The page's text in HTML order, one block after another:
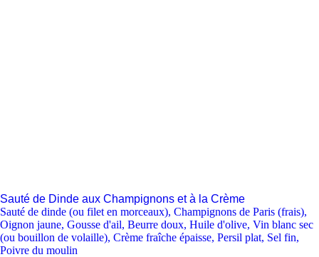
Sauté de Dinde aux Champignons et à la Crème
Sauté de dinde (ou filet en morceaux), Champignons de Paris (frais),
Oignon jaune, Gousse d'ail, Beurre doux, Huile d'olive, Vin blanc sec
(ou bouillon de volaille), Crème fraîche épaisse, Persil plat, Sel fin,
Poivre du moulin